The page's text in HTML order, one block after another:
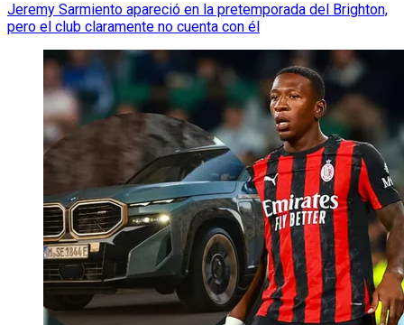
Jeremy Sarmiento apareció en la pretemporada del Brighton,
pero el club claramente no cuenta con él